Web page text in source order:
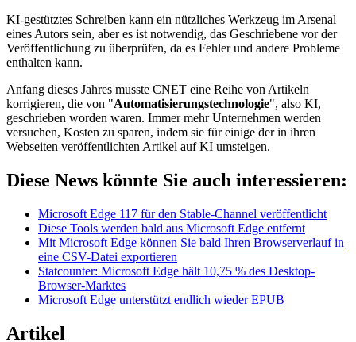
KI-gestütztes Schreiben kann ein nützliches Werkzeug im Arsenal
eines Autors sein, aber es ist notwendig, das Geschriebene vor der
Veröffentlichung zu überprüfen, da es Fehler und andere Probleme
enthalten kann.
Anfang dieses Jahres musste CNET eine Reihe von Artikeln
korrigieren, die von "Automatisierungstechnologie", also KI,
geschrieben worden waren. Immer mehr Unternehmen werden
versuchen, Kosten zu sparen, indem sie für einige der in ihren
Webseiten veröffentlichten Artikel auf KI umsteigen.
Diese News könnte Sie auch interessieren:
Microsoft Edge 117 für den Stable-Channel veröffentlicht
Diese Tools werden bald aus Microsoft Edge entfernt
Mit Microsoft Edge können Sie bald Ihren Browserverlauf in
eine CSV-Datei exportieren
Statcounter: Microsoft Edge hält 10,75 % des Desktop-
Browser-Marktes
Microsoft Edge unterstützt endlich wieder EPUB
Artikel